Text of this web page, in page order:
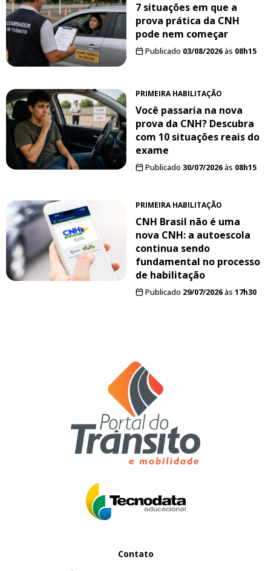
7 situações em que a
prova prática da CNH
pode nem começar
Publicado 03/08/2026às 08h15
PRIMEIRA HABILITAÇÃO
Você passaria na nova
prova da CNH? Descubra
com 10 situações reais do
exame
Publicado 30/07/2026às 08h15
PRIMEIRA HABILITAÇÃO
CNH Brasil não é uma
nova CNH: a autoescola
continua sendo
fundamental no processo
de habilitação
Publicado 29/07/2026às 17h30
Contato